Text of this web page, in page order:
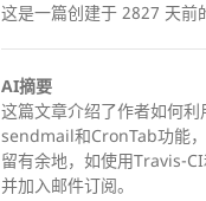
这是一篇创建于2827 天前
AI摘要
这篇文章介绍了作者如何
sendmail和CronTab功能
留有余地，如使用Travis-
并加入邮件订阅。